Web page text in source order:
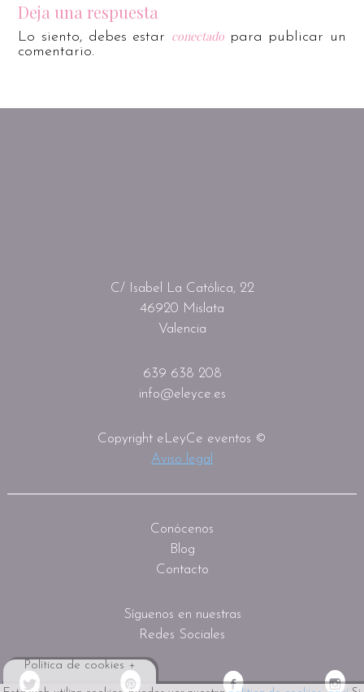
Política de cookies +
Deja una respuesta
Lo siento, debes estar conectadopara publicar un
comentario.
C/ Isabel La Católica, 22
46920 Mislata
Valencia
639 638 208
info@eleyce.es
Copyright eLeyCe eventos ©
Aviso legal
Conócenos
Blog
Contacto
Síguenos en nuestras
Redes Sociales